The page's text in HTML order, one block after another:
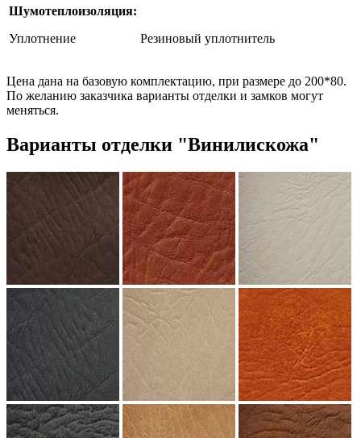
Шумотеплоизоляция:
Уплотнение
Резиновый уплотнитель
Цена дана на базовую комплектацию, при размере до 200*80.
По желанию заказчика варианты отделки и замков могут
меняться.
Варианты отделки "Винилискожа"